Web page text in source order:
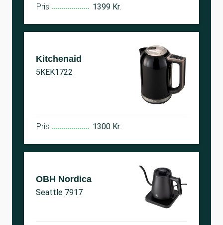
Pris 1399 Kr.
Kitchenaid
5KEK1722
Pris 1300 Kr.
OBH Nordica
Seattle 7917